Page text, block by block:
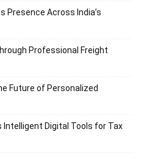
Presence Across India’s
Professional Freight
Future of Personalized
Intelligent Digital Tools for Tax